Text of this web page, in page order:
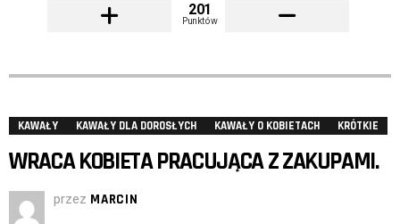
201
Punktów
KAWAŁY KAWAŁY DLA DOROSŁYCH KAWAŁY O KOBIETACH KRÓTKIE
WRACA KOBIETA PRACUJĄCA Z ZAKUPAMI.
przez MARCIN